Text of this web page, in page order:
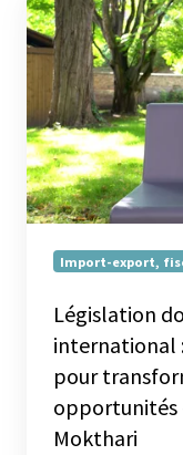
douanière
et
commerce
international
:
Comment
les
maîtriser
pour
transformer
contraintes
opportunités
Témoignage
d'Asmaa
Import-export,
Législation
international
pour
opportunités
Mokthari